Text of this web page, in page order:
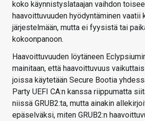
koko käynnistyslataajan vaihdon
haavoittuvuuden hyödyntäminen
järjestelmään, mutta ei fyysistä tai
kokoonpanoon.
Haavoittuvuuden löytäneen
mainitaan, että haavoittuvuus
joissa käytetään Secure Bootia
Party UEFI CA:n kanssa riippumatta
niissä GRUB2:ta, mutta ainakin
epäselväksi, miten GRUB2:n